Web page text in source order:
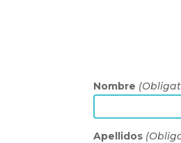
Nombre
Apellidos